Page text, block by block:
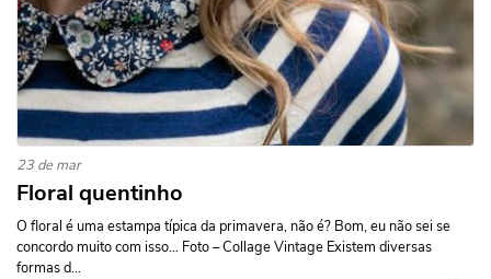
23 de mar
Floral quentinho
O floral é uma estampa típica da primavera, não é? Bom, eu não sei se
concordo muito com isso… Foto – Collage Vintage Existem diversas
formas d...